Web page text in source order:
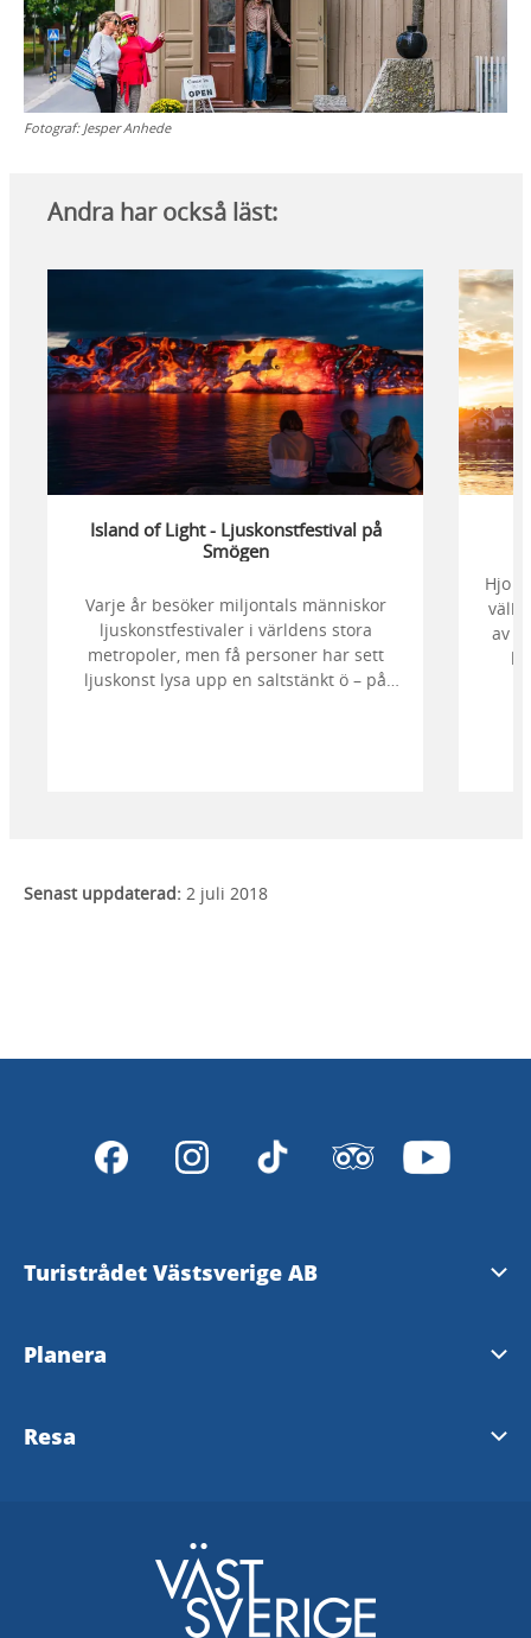
Fotograf: Jesper Anhede
Andra har också läst:
Island of Light - Ljuskonstfestival på
Smögen
Varje år besöker miljontals människor
ljuskonstfestivaler i världens stora
metropoler, men få personer har sett
ljuskonst lysa upp en saltstänkt ö – på
Hjo
av
Senast uppdaterad: 2 juli 2018
Turistrådet Västsverige AB
Tipsa om evenemang
Turistrådet Västsverige AB
Planera
Nyhetsbrev från Västsverige
Tillgänglighetsguide - TD
Resa